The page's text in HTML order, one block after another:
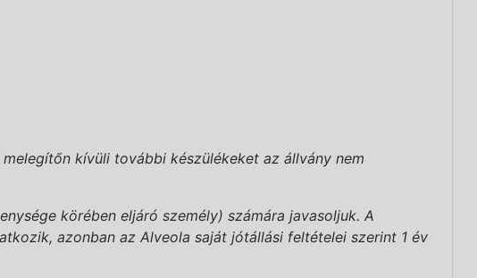
kívüli további készülékeket az állvány nem
körében eljáró személy) számára javasoljuk. A
azonban az Alveola saját jótállási feltételei szerint 1 év